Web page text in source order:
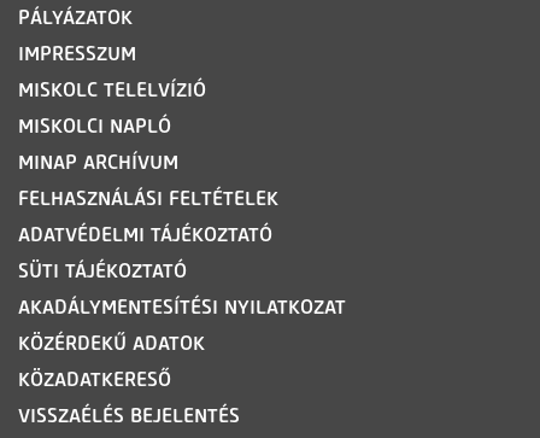
PÁLYÁZATOK
IMPRESSZUM
MISKOLC TELELVÍZIÓ
MISKOLCI NAPLÓ
MINAP ARCHÍVUM
FELHASZNÁLÁSI FELTÉTELEK
ADATVÉDELMI TÁJÉKOZTATÓ
SÜTI TÁJÉKOZTATÓ
AKADÁLYMENTESÍTÉSI NYILATKOZAT
KÖZÉRDEKŰ ADATOK
KÖZADATKERESŐ
VISSZAÉLÉS BEJELENTÉS